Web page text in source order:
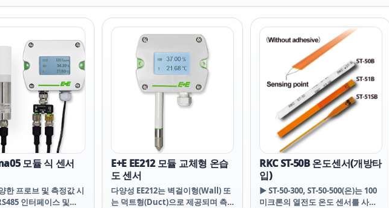
모듈 식 센서
한 프로브 및 측정값 시
인터페이스 및
E+E EE212 모듈 교체형 온습
도 센서
다양성 EE212는 벽걸이형(Wall) 또
는 덕트형(Duct)으로 제공되며 측
RKC ST-50B 온도센서(개방타
입)
▶ ST-50-300, ST-50-500(은)는 100
미크론의 열전도 온도 센서를 사용.